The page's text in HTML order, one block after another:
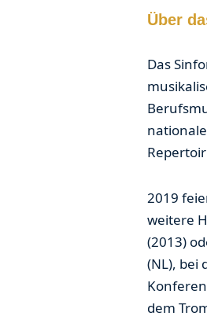
Über
Das
2019
weitere
(2013)
(NL), bei
dem